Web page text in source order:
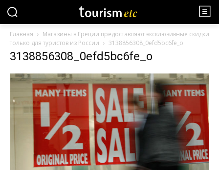
Главная
Магазины в Греции предоставляют эксклюзивные скидки
только для туристов из России
3138856308_0efd5bc6fe_o
3138856308_0efd5bc6fe_o